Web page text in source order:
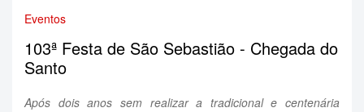
Eventos
103ª Festa de São Sebastião - Chegada do
Santo
Após dois anos sem realizar a tradicional e centenária